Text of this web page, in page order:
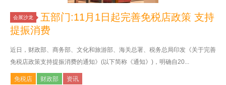
会展沙龙
五部门:11月1日起完善免税店政策 支持
提振消费
近日，财政部、商务部、文化和旅游部、海关总署、税务总局印发《关于完善
免税店政策支持提振消费的通知》(以下简称《通知》)，明确自20...
免税店 财政部 资讯